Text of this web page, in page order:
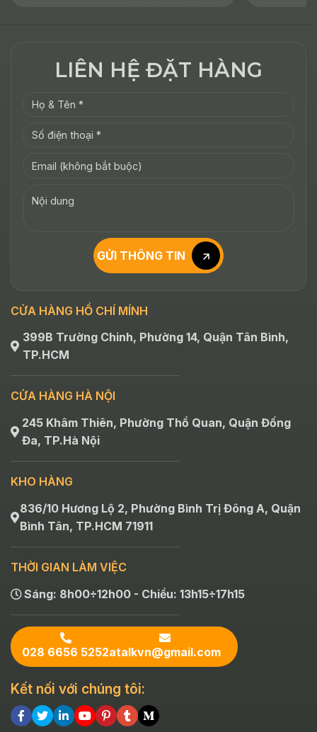
LIÊN HỆ ĐẶT HÀNG
GỬI THÔNG TIN
CỬA HÀNG HỒ CHÍ MÍNH
399B Trường Chinh, Phường 14, Quận Tân Bình,
TP.HCM
CỬA HÀNG HÀ NỘI
245 Khâm Thiên, Phường Thổ Quan, Quận Đống
Đa, TP.Hà Nội
KHO HÀNG
836/10 Hương Lộ 2, Phường Bình Trị Đông A, Quận
Bình Tân, TP.HCM 71911
THỜI GIAN LÀM VIỆC
Sáng: 8h00÷12h00 - Chiều: 13h15÷17h15
028 6656 5252atalkvn@gmail.com
Kết nối với chúng tôi: